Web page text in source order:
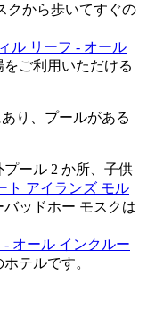
クから歩いてすぐの
ル リーフ - オール
をご利用いただける
り、プールがある
ール 2 か所、子供
ト アイランズ モル
ッドホー モスクは
オール インクルー
テルです。